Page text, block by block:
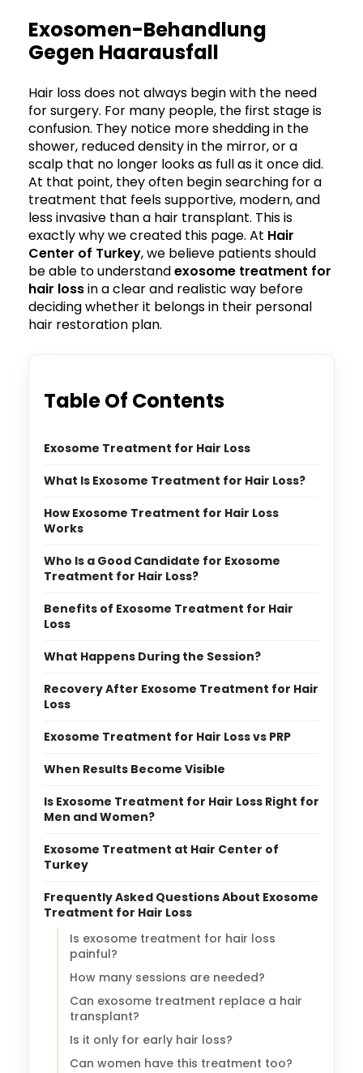
Exosomen-Behandlung
Gegen Haarausfall
Hair loss does not always begin with the need
for surgery. For many people, the first stage is
confusion. They notice more shedding in the
shower, reduced density in the mirror, or a
scalp that no longer looks as full as it once did.
At that point, they often begin searching for a
treatment that feels supportive, modern, and
less invasive than a hair transplant. This is
exactly why we created this page. At Hair
Center of Turkey, we believe patients should
be able to understandexosome treatment for
hair lossin a clear and realistic way before
deciding whether it belongs in their personal
hair restoration plan.
Table Of Contents
Exosome Treatment for Hair Loss
What Is Exosome Treatment for Hair Loss?
How Exosome Treatment for Hair Loss
Works
Who Is a Good Candidate for Exosome
Treatment for Hair Loss?
Benefits of Exosome Treatment for Hair
Loss
What Happens During the Session?
Recovery After Exosome Treatment for Hair
Loss
Exosome Treatment for Hair Loss vs PRP
When Results Become Visible
Is Exosome Treatment for Hair Loss Right for
Men and Women?
Exosome Treatment at Hair Center of
Turkey
Frequently Asked Questions About Exosome
Treatment for Hair Loss
Is exosome treatment for hair loss
painful?
How many sessions are needed?
Can exosome treatment replace a hair
transplant?
Is it only for early hair loss?
Can women have this treatment too?